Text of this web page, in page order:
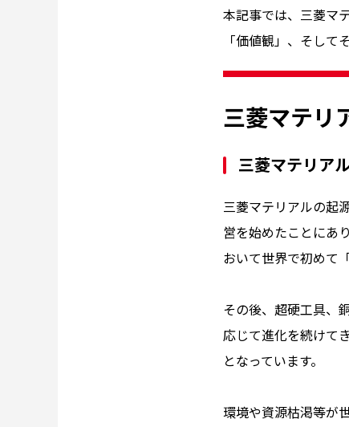
本記事では、三菱マ
「価値観」、そして
三菱マテリ
三菱マテリア
三菱マテリアルの起
営を始めたことにあ
おいて世界で初めて
その後、超硬工具、
応じて進化を続けて
となっています。
環境や資源枯渇等が